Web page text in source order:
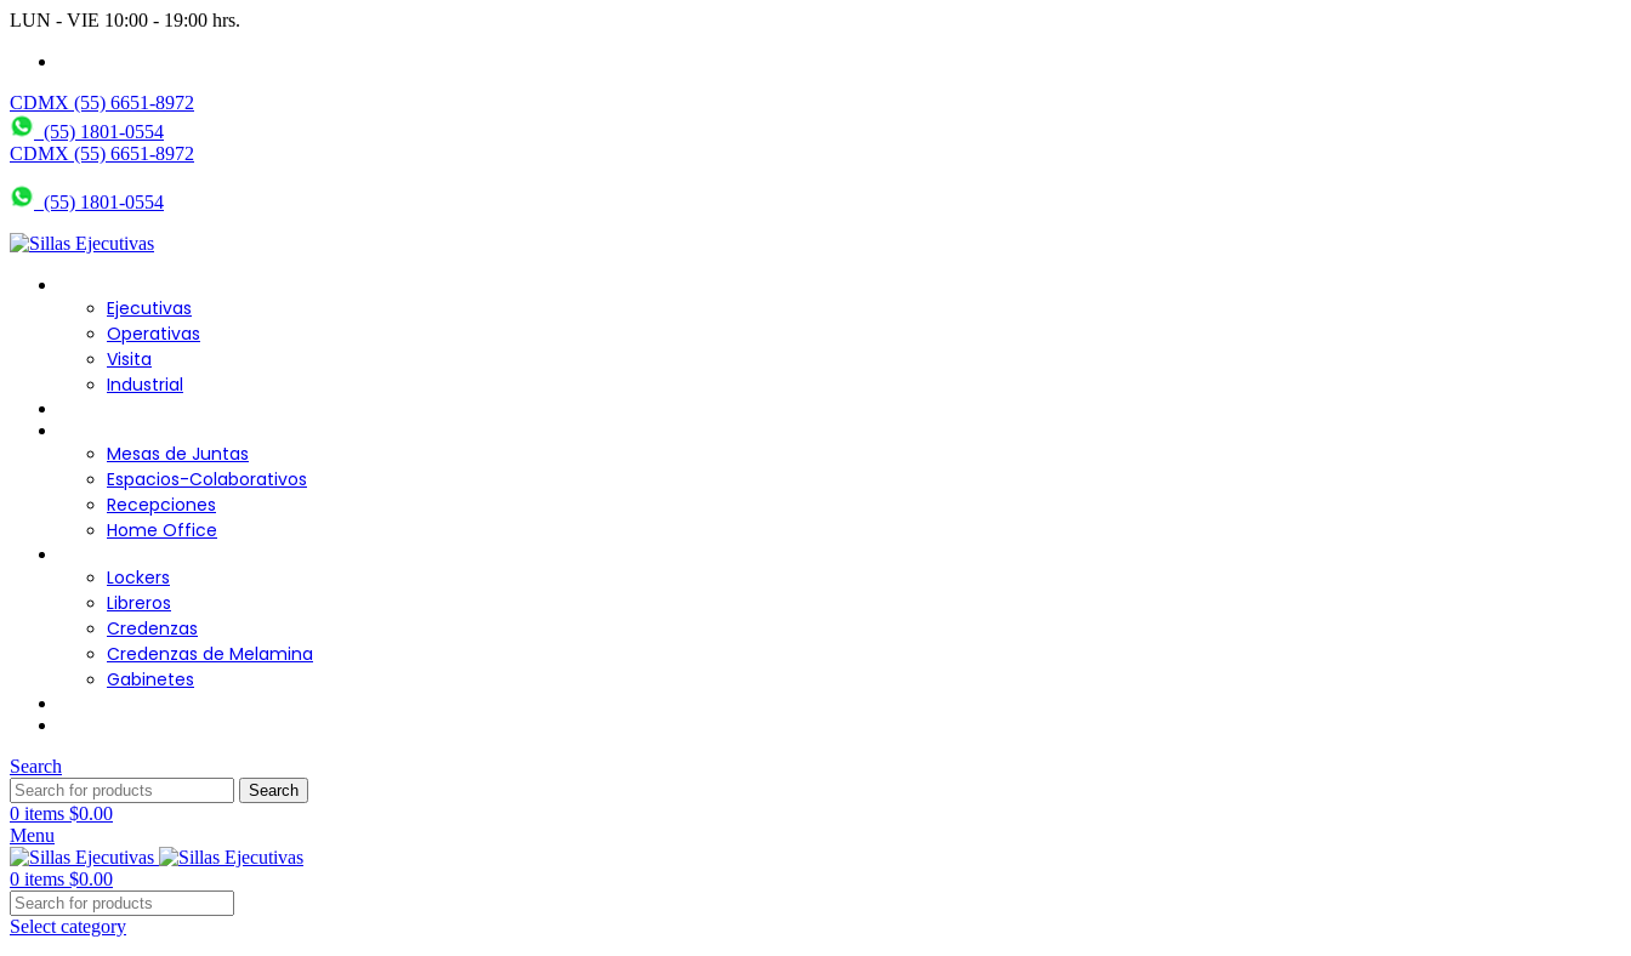
LUN - VIE 10:00 - 19:00 hrs.
CDMX (55) 6651-8972
(55) 1801-0554
CDMX (55) 6651-8972
(55) 1801-0554
Ejecutivas
Operativas
Visita
Industrial
Mesas de Juntas
Espacios-Colaborativos
Recepciones
Home Office
Lockers
Libreros
Credenzas
Credenzas de Melamina
Gabinetes
Search
Search
0 items $0.00
Menu
0 items $0.00
Select category